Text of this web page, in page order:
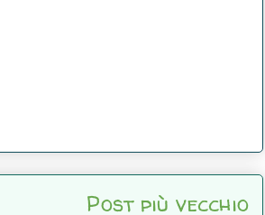
Post più vecchio